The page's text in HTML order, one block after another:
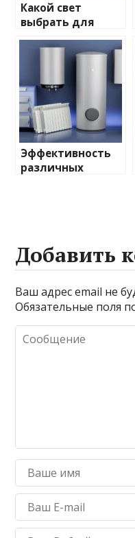
Какой свет
выбрать для
домашнего
освещения
Эффективность
различных
Добавить
Ваш адрес email не
Обязательные поля